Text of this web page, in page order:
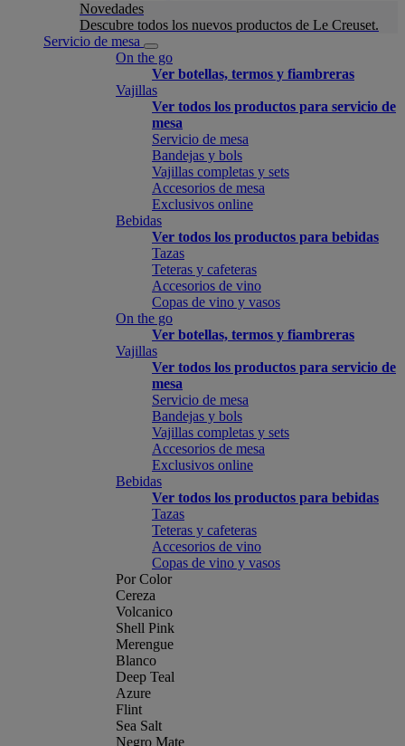
Novedades
Descubre todos los nuevos productos de Le Creuset.
Servicio de mesa
On the go
Ver botellas, termos y fiambreras
Vajillas
Ver todos los productos para servicio de
mesa
Servicio de mesa
Bandejas y bols
Vajillas completas y sets
Accesorios de mesa
Exclusivos online
Bebidas
Ver todos los productos para bebidas
Tazas
Teteras y cafeteras
Accesorios de vino
Copas de vino y vasos
On the go
Ver botellas, termos y fiambreras
Vajillas
Ver todos los productos para servicio de
mesa
Servicio de mesa
Bandejas y bols
Vajillas completas y sets
Accesorios de mesa
Exclusivos online
Bebidas
Ver todos los productos para bebidas
Tazas
Teteras y cafeteras
Accesorios de vino
Copas de vino y vasos
Por Color
Cereza
Volcanico
Shell Pink
Merengue
Blanco
Deep Teal
Azure
Flint
Sea Salt
Negro Mate